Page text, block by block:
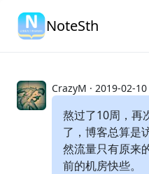
NoteSth
CrazyM · 2019-02-10
熬过了10周，再
了，博客总算是
然流量只有原来
前的机房快些。